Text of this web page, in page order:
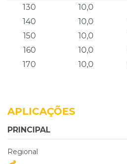
130 10,0
140
10,0
150
10,0
160
10,0
170
10,0
APLICAÇÕES
PRINCIPAL
Regional